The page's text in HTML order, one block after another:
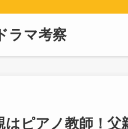
ラマ考察
はピアノ教師！